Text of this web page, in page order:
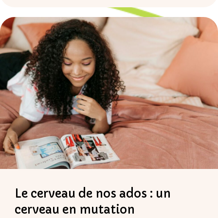
Le cerveau de nos ados : un
cerveau en mutation